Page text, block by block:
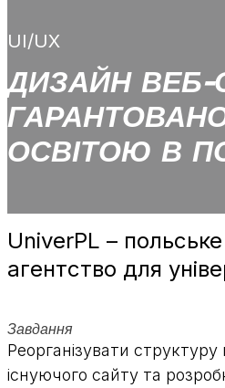
UI/UX
ДИЗАЙН ВЕБ-
ОСВІТОЮ В
UniverPL –
агентство для
Завдання
Реорганізувати
існуючого сайту та